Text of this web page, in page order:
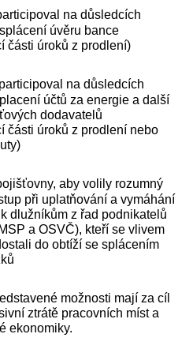
na důsledcích
úvěru bance
části úroků z prodlení)
na důsledcích
účtů za energie a další
dodavatelů
části úroků z prodlení nebo
aby volily rozumný
při uplatňování a vymáhání
k dlužníkům z řad podnikatelů
a OSVČ), kteří se vlivem
do obtíží se splácením
možnosti mají za cíl
ztrátě pracovních míst a
ekonomiky.